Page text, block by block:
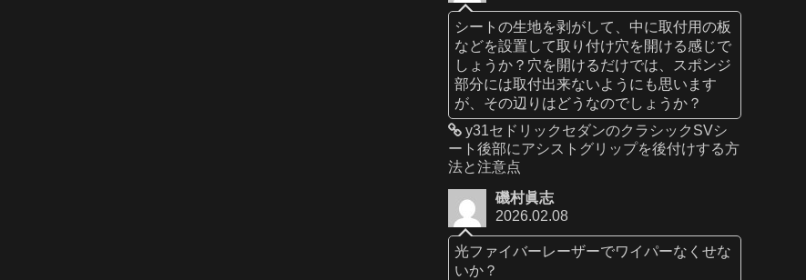
シートの生地を剥がして、中に取付用の板
などを設置して取り付け穴を開ける感じで
しょうか？穴を開けるだけでは、スポンジ
部分には取付出来ないようにも思います
が、その辺りはどうなのでしょうか？
y31セドリックセダンのクラシックSVシ
ート後部にアシストグリップを後付けする方
法と注意点
磯村眞志
2026.02.08
光ファイバーレーザーでワイパーなくせな
いか？